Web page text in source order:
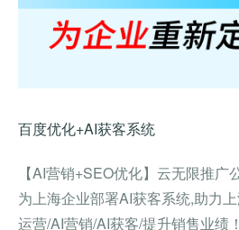
百度优化+AI获客系统
【AI营销+SEO优化】云无限推广
为上海企业部署AI获客系统,助力
运营/AI营销/AI获客/提升销售业绩